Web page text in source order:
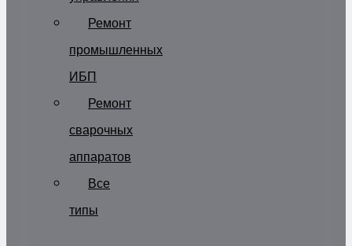
Ремонт
промышленных
ИБП
Ремонт
сварочных
аппаратов
Все
типы